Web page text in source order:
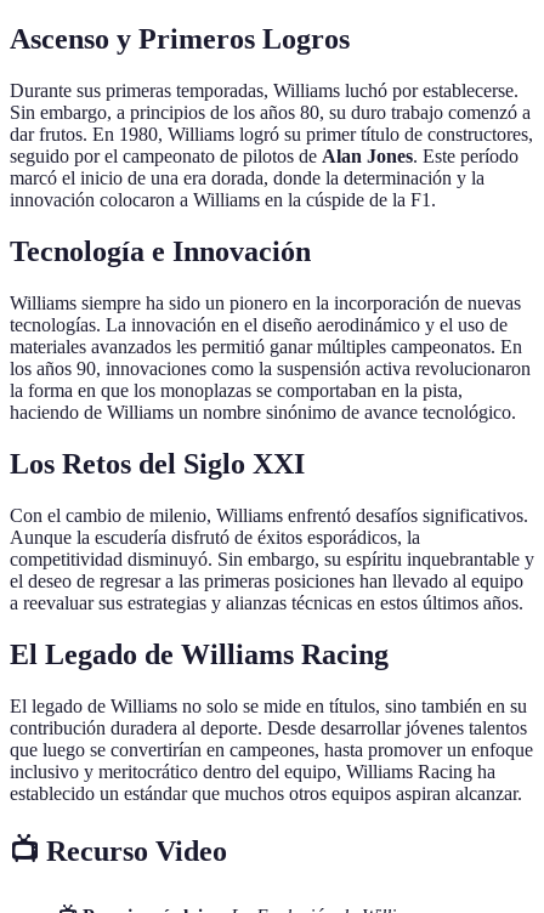
Ascenso y Primeros Logros
Durante sus primeras temporadas, Williams luchó por establecerse.
Sin embargo, a principios de los años 80, su duro trabajo comenzó a
dar frutos. En 1980, Williams logró su primer título de constructores,
seguido por el campeonato de pilotos de Alan Jones. Este período
marcó el inicio de una era dorada, donde la determinación y la
innovación colocaron a Williams en la cúspide de la F1.
Tecnología e Innovación
Williams siempre ha sido un pionero en la incorporación de nuevas
tecnologías. La innovación en el diseño aerodinámico y el uso de
materiales avanzados les permitió ganar múltiples campeonatos. En
los años 90, innovaciones como la suspensión activa revolucionaron
la forma en que los monoplazas se comportaban en la pista,
haciendo de Williams un nombre sinónimo de avance tecnológico.
Los Retos del Siglo XXI
Con el cambio de milenio, Williams enfrentó desafíos significativos.
Aunque la escudería disfrutó de éxitos esporádicos, la
competitividad disminuyó. Sin embargo, su espíritu inquebrantable y
el deseo de regresar a las primeras posiciones han llevado al equipo
a reevaluar sus estrategias y alianzas técnicas en estos últimos años.
El Legado de Williams Racing
El legado de Williams no solo se mide en títulos, sino también en su
contribución duradera al deporte. Desde desarrollar jóvenes talentos
que luego se convertirían en campeones, hasta promover un enfoque
inclusivo y meritocrático dentro del equipo, Williams Racing ha
establecido un estándar que muchos otros equipos aspiran alcanzar.
📺 Recurso Video